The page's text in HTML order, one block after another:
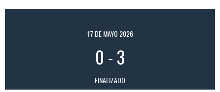
17 DE MAYO 2026
0 -3
FINALIZADO